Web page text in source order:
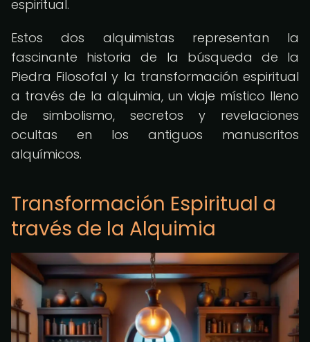
espiritual.
Estos dos alquimistas representan la
fascinante historia de la búsqueda de la
Piedra Filosofal y la transformación espiritual
a través de la alquimia, un viaje místico lleno
de simbolismo, secretos y revelaciones
ocultas en los antiguos manuscritos
alquímicos.
Transformación Espiritual a
través de la Alquimia